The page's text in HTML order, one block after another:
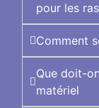
pour les
Comment
Que doit-
matériel